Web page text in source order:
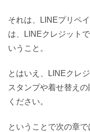
それは、LINEプリペ
は、LINEクレジット
いうこと。
とはいえ、LINEクレ
スタンプや着せ替え
ください。
ということで次の章